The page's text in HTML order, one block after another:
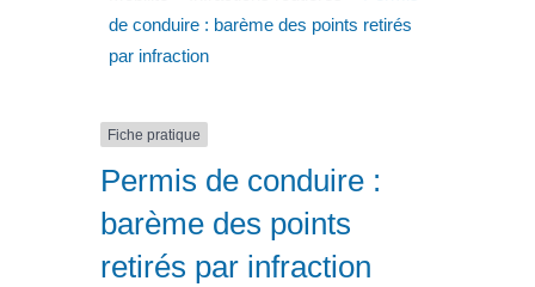
de conduire : barème des points retirés
par infraction
Fiche pratique
Permis de conduire :
barème des points
retirés par infraction